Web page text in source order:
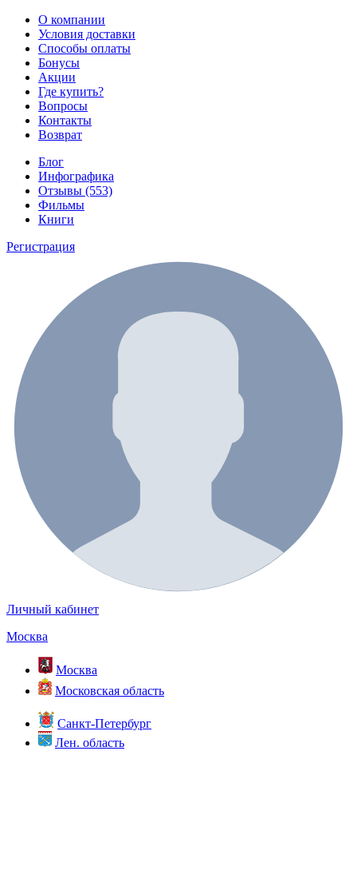
О компании
Условия доставки
Способы оплаты
Бонусы
Акции
Где купить?
Вопросы
Контакты
Возврат
Блог
Инфографика
Отзывы (553)
Фильмы
Книги
Регистрация
Личный кабинет
Москва
Москва
Московская область
Санкт-Петербург
Лен. область